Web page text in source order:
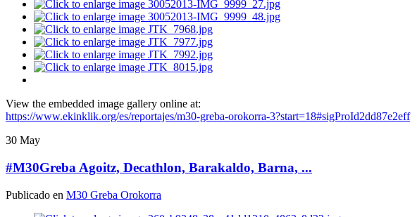
View the embedded image gallery online at:
https://www.ekinklik.org/es/reportajes/m30-greba-orokorra-3?start=18#sigProId2dd87e2eff
30 May
#M30Greba Agoitz, Decathlon, Barakaldo, Barna, ...
Publicado en M30 Greba Orokorra